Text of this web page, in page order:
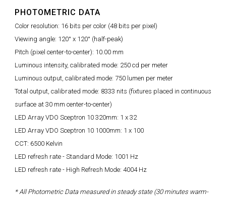
PHOTOMETRIC DATA
Color resolution: 16 bits per color (48 bits per pixel)
Viewing angle: 120° x 120° (half-peak)
Pitch (pixel center-to-center): 10.00 mm
Luminous intensity, calibrated mode: 250 cd per meter
Luminous output, calibrated mode: 750 lumen per meter
Total output, calibrated mode: 8333 nits (fixtures placed in continuous
surface at 30 mm center-to-center)
LED Array VDO Sceptron 10 320mm: 1 x 32
LED Array VDO Sceptron 10 1000mm: 1 x 100
CCT: 6500 Kelvin
LED refresh rate - Standard Mode: 1001 Hz
LED refresh rate - High Refresh Mode: 4004 Hz
* All Photometric Data measured in steady state (30 minutes warm-